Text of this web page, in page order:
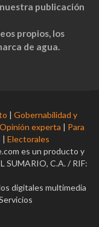
publicación
propios, los
de agua.
| Gobernabilidad y
Opinión experta | Para
| Electorales
es un producto y
SUMARIO, C.A. / RIF:
digitales multimedia